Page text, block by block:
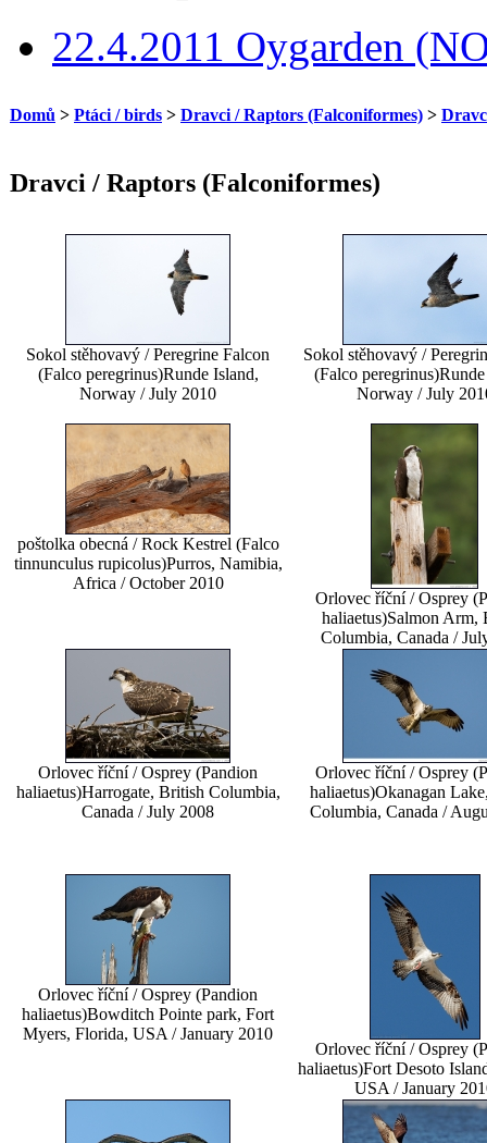
22.4.2011 Oygarden
Domů > Ptáci / birds > Dravci / Raptors (Falconiformes) >
Dravci / Raptors (Falconiformes)
Sokol stěhovavý / Peregrine Falcon
(Falco peregrinus)Runde Island,
Norway / July 2010
Sokol stěhovavý /
(Falco peregrinus)
Norway / July
poštolka obecná / Rock Kestrel (Falco
tinnunculus rupicolus)Purros, Namibia,
Africa / October 2010
Orlovec říční / Osprey
haliaetus)Salmon Arm,
Columbia, Canada /
Orlovec říční / Osprey (Pandion
haliaetus)Harrogate, British Columbia,
Canada / July 2008
Orlovec říční / Osprey
haliaetus)Okanagan
Columbia, Canada /
Orlovec říční / Osprey (Pandion
haliaetus)Bowditch Pointe park, Fort
Myers, Florida, USA / January 2010
Orlovec říční / Osprey
haliaetus)Fort Desoto
USA / January